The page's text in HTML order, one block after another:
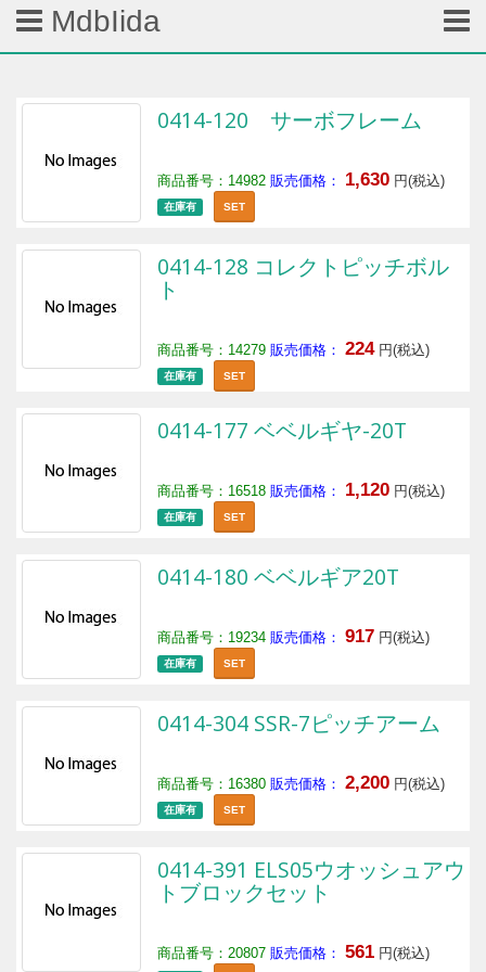
MdbIida
0414-120 サーボフレーム
商品番号：14982 販売価格： 1,630 円(税込)
在庫有 SET
0414-128 コレクトピッチボル
ト
商品番号：14279 販売価格： 224円(税込)
在庫有 SET
0414-177 ベベルギヤ-20T
商品番号：16518 販売価格： 1,120 円(税込)
在庫有 SET
0414-180 ベベルギア20T
商品番号：19234 販売価格： 917 円(税込)
在庫有 SET
0414-304 SSR-7ピッチアーム
商品番号：16380 販売価格： 2,200 円(税込)
在庫有 SET
0414-391 ELS05ウオッシュアウ
トブロックセット
商品番号：20807 販売価格： 561 円(税込)